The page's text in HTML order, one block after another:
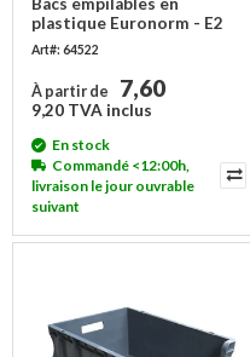
plastique Euronorm - E2
caisse à viande -
Art#: 64522
À partir de 7,60
9,20 TVA inclus
En stock
Commandé <12:00h,
livraison le jour ouvrable
suivant